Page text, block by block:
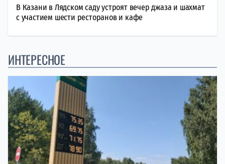
В Казани в Лядском саду устроят вечер джаза и шахмат
с участием шести ресторанов и кафе
ИНТЕРЕСНОЕ